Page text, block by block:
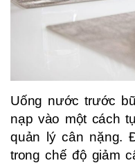
Uống nước trước
nạp vào một cách
quản lý cân nặng.
trong chế độ giảm